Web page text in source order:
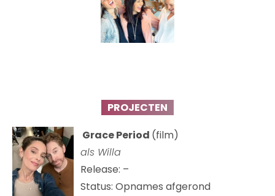
PROJECTEN
Grace Period (film)
als Willa
Release: –
Status: Opnames afgerond